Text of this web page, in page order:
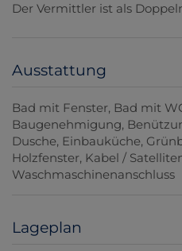
Der Vermittler ist als
Ausstattung
Bad mit Fenster Bad mit
Baugenehmigung
Dusche Einbauküche
Holzfenster Kabel /
Waschmaschinenanschluss
Lageplan